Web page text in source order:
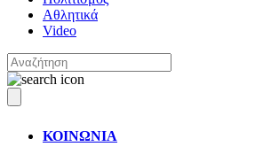
Αθλητικά
Video
ΚΟΙΝΩΝΙΑ